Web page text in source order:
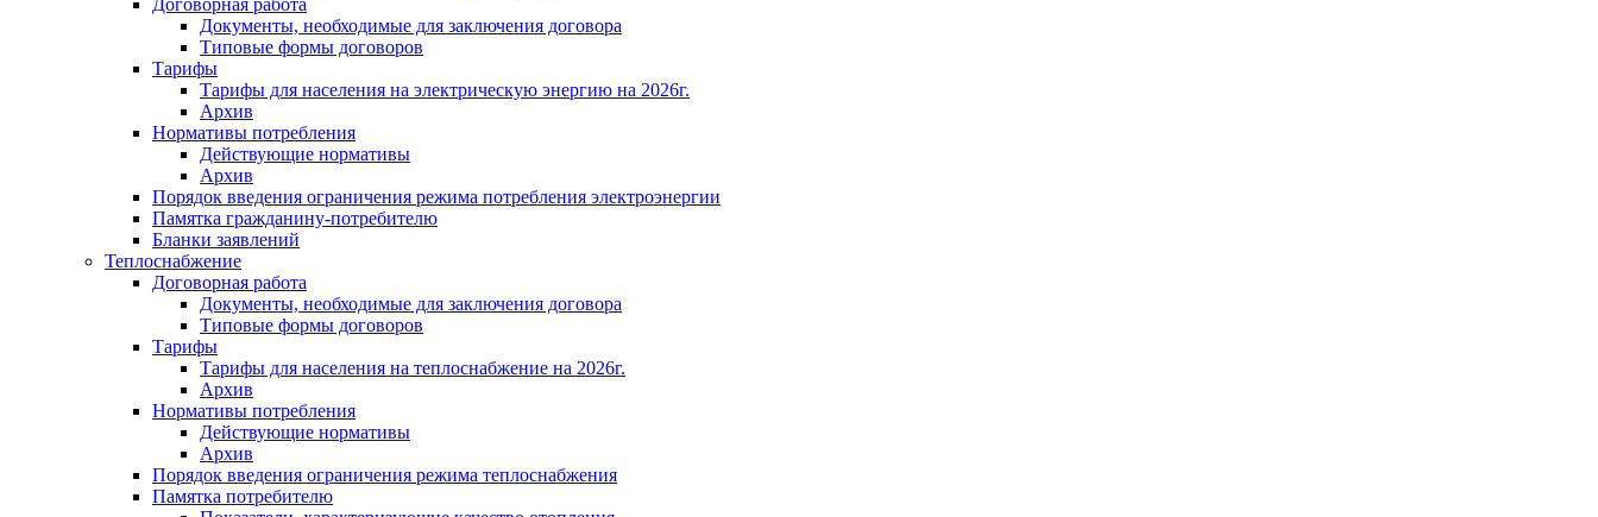
Договорная работа
Документы, необходимые для заключения договора
Типовые формы договоров
Тарифы
Тарифы для населения на электрическую энергию на 2026г.
Архив
Нормативы потребления
Действующие нормативы
Архив
Порядок введения ограничения режима потребления электроэнергии
Памятка гражданину-потребителю
Бланки заявлений
Теплоснабжение
Договорная работа
Документы, необходимые для заключения договора
Типовые формы договоров
Тарифы
Тарифы для населения на теплоснабжение на 2026г.
Архив
Нормативы потребления
Действующие нормативы
Архив
Порядок введения ограничения режима теплоснабжения
Памятка потребителю